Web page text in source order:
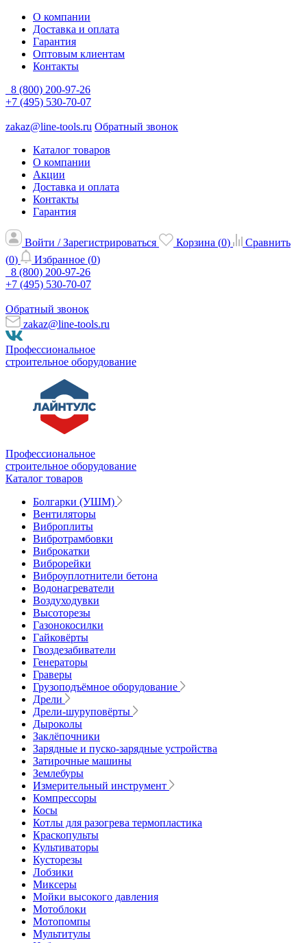
О компании
Доставка и оплата
Гарантия
Оптовым клиентам
Контакты
8 (800) 200-97-26
+7 (495) 530-70-07
zakaz@line-tools.ru Обратный звонок
Каталог товаров
О компании
Акции
Доставка и оплата
Контакты
Гарантия
Войти / Зарегистрироваться Корзина (0)
Сравнить
(0) Избранное (0)
8 (800) 200-97-26
+7 (495) 530-70-07
Обратный звонок
zakaz@line-tools.ru
Профессиональное
строительное оборудование
Профессиональное
строительное оборудование
Каталог товаров
Болгарки (УШМ)
Вентиляторы
Виброплиты
Вибротрамбовки
Виброкатки
Виброрейки
Виброуплотнители бетона
Водонагреватели
Воздуходувки
Высоторезы
Газонокосилки
Гайковёрты
Гвоздезабиватели
Генераторы
Граверы
Грузоподъёмное оборудование
Дрели
Дрели-шуруповёрты
Дыроколы
Заклёпочники
Зарядные и пуско-зарядные устройства
Затирочные машины
Землебуры
Измерительный инструмент
Компрессоры
Косы
Котлы для разогрева термопластика
Краскопульты
Культиваторы
Кусторезы
Лобзики
Миксеры
Мойки высокого давления
Мотоблоки
Мотопомпы
Мультитулы